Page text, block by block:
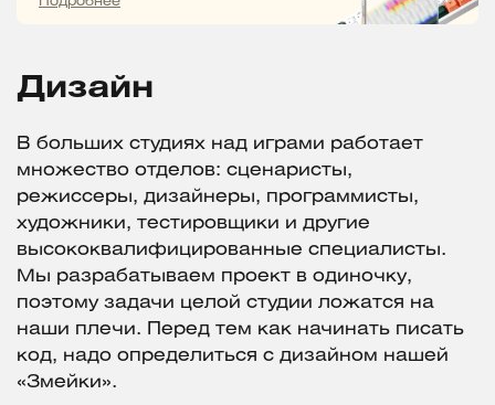
Дизайн
В больших студиях над играми работает
множество отделов: сценаристы,
режиссеры, дизайнеры, программисты,
художники, тестировщики и другие
высококвалифицированные специалисты.
Мы разрабатываем проект в одиночку,
поэтому задачи целой студии ложатся на
наши плечи. Перед тем как начинать писать
код, надо определиться с дизайном нашей
«Змейки».